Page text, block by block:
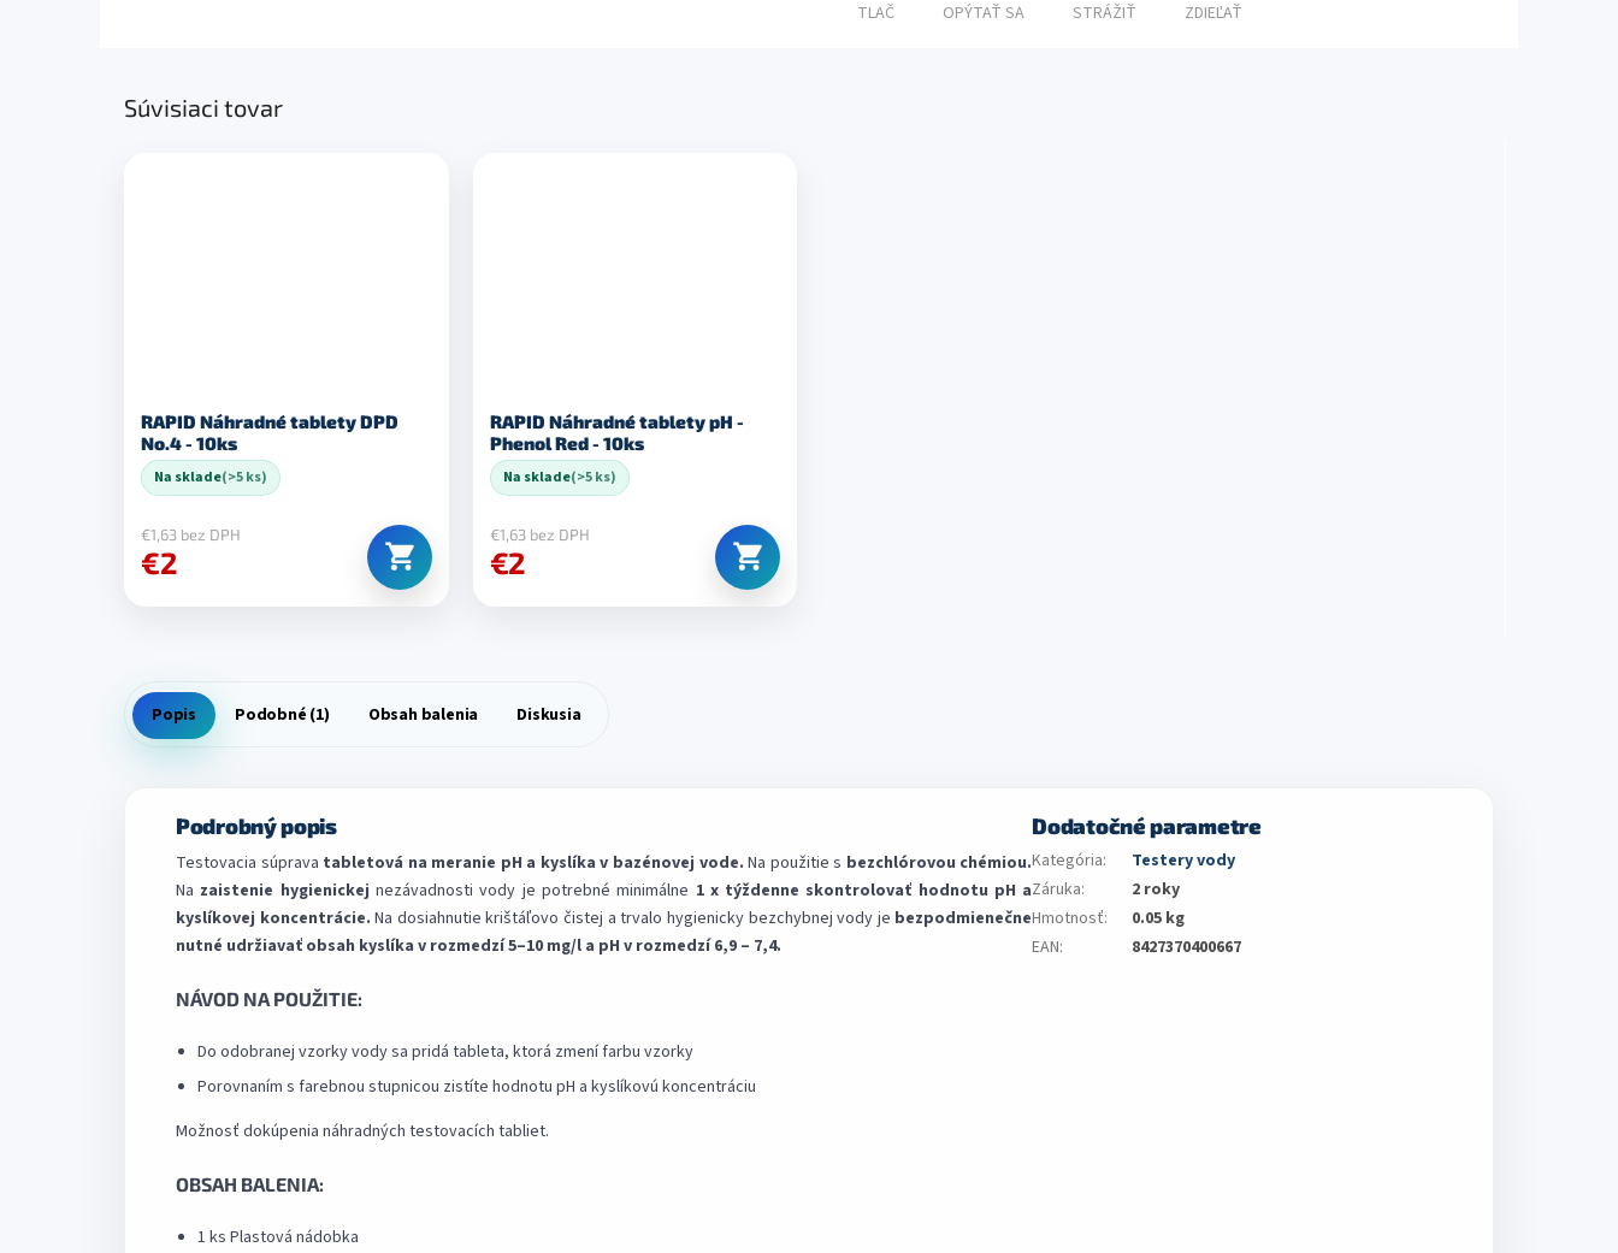
TLAČ OPÝTAŤ SA STRÁŽIŤ ZDIEĽAŤ
Súvisiaci tovar
RAPID Náhradné tablety DPD
No.4 - 10ks
Na sklade(>5 ks)
€1,63 bez DPH
€2
RAPID Náhradné tablety pH -
Phenol Red - 10ks
Na sklade(>5 ks)
€1,63 bez DPH
€2
Popis Podobné (1) Obsah balenia Diskusia
Podrobný popis
Testovacia súprava tabletová na meranie pH a kyslíka v bazénovej vode. Na použitie s bezchlórovou chémiou.
Na zaistenie hygienickej nezávadnosti vody je potrebné minimálne 1 x týždenne skontrolovať hodnotu pH a
kyslíkovej koncentrácie. Na dosiahnutie krištáľovo čistej a trvalo hygienicky bezchybnej vody je bezpodmienečne
nutné udržiavať obsah kyslíka v rozmedzí 5–10 mg/l a pH v rozmedzí 6,9 – 7,4.
NÁVOD NA POUŽITIE:
Do odobranej vzorky vody sa pridá tableta, ktorá zmení farbu vzorky
Porovnaním s farebnou stupnicou zistíte hodnotu pH a kyslíkovú koncentráciu
Možnosť dokúpenia náhradných testovacích tabliet.
OBSAH BALENIA:
1 ks Plastová nádobka
Dodatočné parametre
Kategória:
Testery vody
Záruka:
2 roky
Hmotnosť:
0.05 kg
EAN: 8427370400667